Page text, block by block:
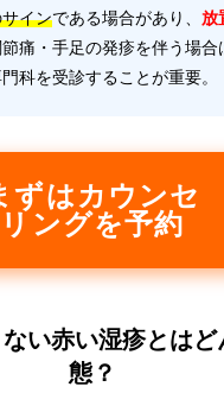
インである場合があり、 放
痛・手足の発疹を伴う場合
科を受診することが重要。
ずはカウンセ
リングを予約
い赤い湿疹とはど
態？